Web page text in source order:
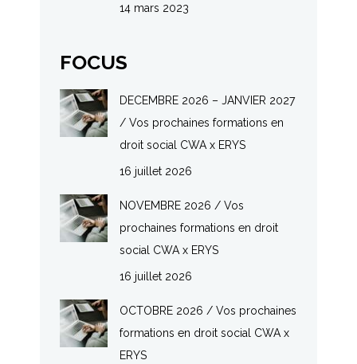
14 mars 2023
FOCUS
DECEMBRE 2026 – JANVIER 2027
/ Vos prochaines formations en
droit social CWA x ERYS
16 juillet 2026
NOVEMBRE 2026 / Vos
prochaines formations en droit
social CWA x ERYS
16 juillet 2026
OCTOBRE 2026 / Vos prochaines
formations en droit social CWA x
ERYS